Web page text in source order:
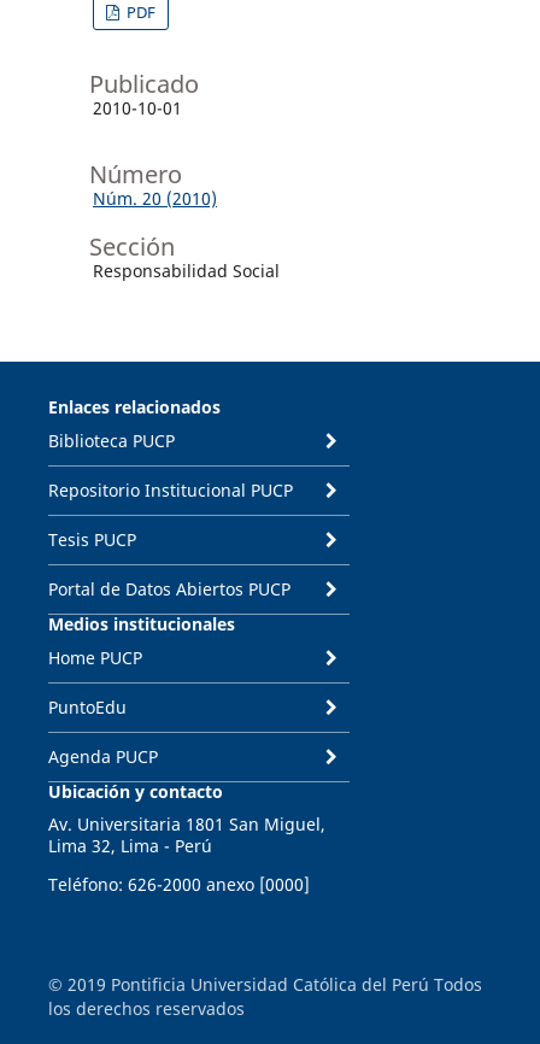
PDF
Publicado
2010-10-01
Número
Núm. 20 (2010)
Sección
Responsabilidad Social
Enlaces relacionados
Biblioteca PUCP
Repositorio Institucional PUCP
Tesis PUCP
Portal de Datos Abiertos PUCP
Medios institucionales
Home PUCP
PuntoEdu
Agenda PUCP
Ubicación y contacto
Av. Universitaria 1801 San Miguel,
Lima 32, Lima - Perú
Teléfono: 626-2000 anexo [0000]
© 2019 Pontificia Universidad Católica del Perú Todos
los derechos reservados